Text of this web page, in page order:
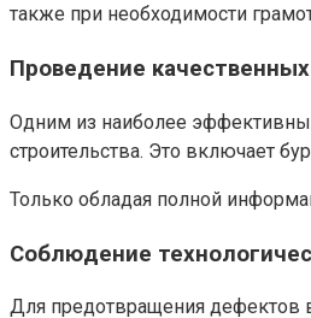
также при необходимости
Проведение
Одним из наиболее
строительства. Это включает
Только обладая полной
Соблюдение
Для предотвращения дефектов